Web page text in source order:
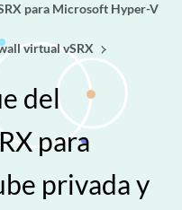
para Microsoft Hyper-V
virtual vSRX
del
para
privada y